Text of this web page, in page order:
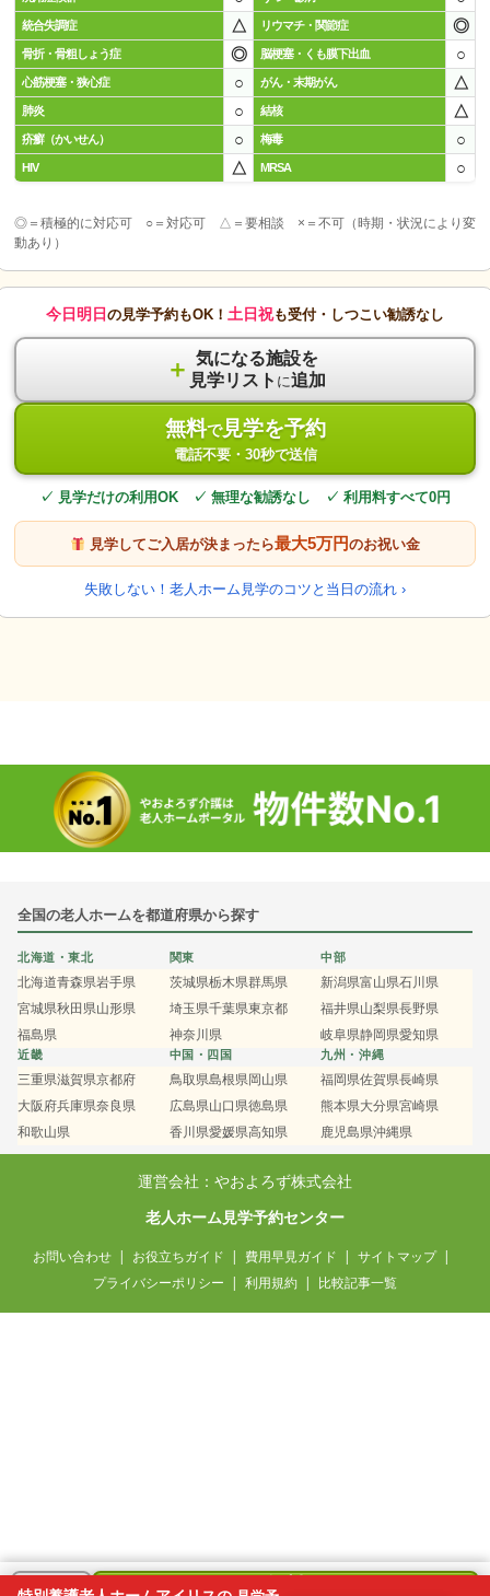
統合失調症 △ リウマチ・関節症 ◎
骨折・骨粗しょう症 ◎ 脳梗塞・くも膜下出血 ○
心筋梗塞・狭心症 ○ がん・末期がん △
肺炎 ○ 結核 △
疥癬（かいせん） ○ 梅毒 ○
HIV △ MRSA ○
◎＝積極的に対応可 ○＝対応可 △＝要相談 ×＝不可（時期・状況により変
動あり）
今日明日 の見学予約もOK！ 土日祝も受付・しつこい勧誘なし
＋ 気になる施設を
見学リスト に追加
無料で見学を予約
電話不要・30秒で送信
✓ 見学だけの利用OK ✓ 無理な勧誘なし ✓ 利用料すべて0円
見学してご入居が決まったら最大5万円のお祝い金
失敗しない！老人ホーム見学のコツと当日の流れ ›
無料
全国の老人ホームを都道府県から探す
北海道・東北
北海道青森県岩手県
宮城県秋田県山形県
福島県
関東
茨城県栃木県群馬県
埼玉県千葉県東京都
神奈川県
中部
新潟県富山県石川県
福井県山梨県長野県
岐阜県静岡県愛知県
近畿
三重県滋賀県京都府
大阪府兵庫県奈良県
和歌山県
中国・四国
鳥取県島根県岡山県
広島県山口県徳島県
香川県愛媛県高知県
九州・沖縄
福岡県佐賀県長崎県
熊本県大分県宮崎県
鹿児島県沖縄県
運営会社：やおよろず株式会社
老人ホーム見学予約センター
お問い合わせ お役立ちガイド 費用早見ガイド
サイトマップ
プライバシーポリシー
利用規約 比較記事一覧